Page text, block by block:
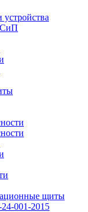
устройства
щиты
001-2015